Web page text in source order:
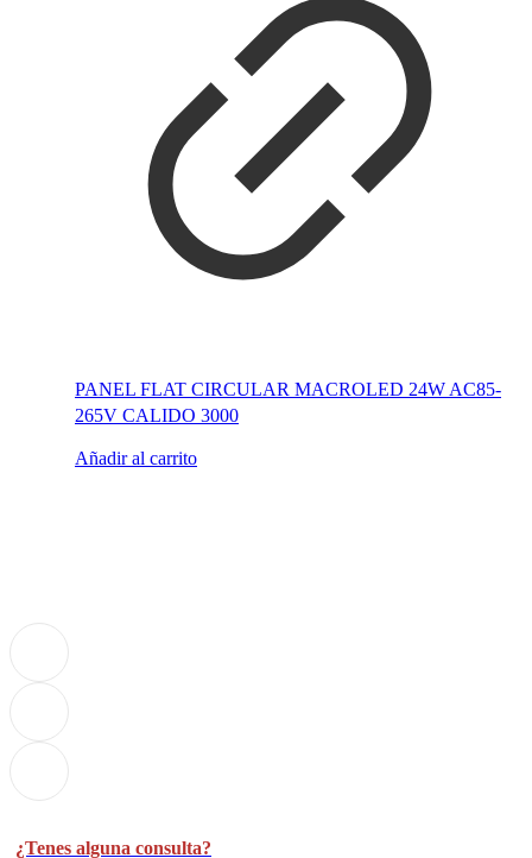
PANEL FLAT CIRCULAR MACROLED 24W AC85-
265V CALIDO 3000
Añadir al carrito
¿Tenes alguna consulta?